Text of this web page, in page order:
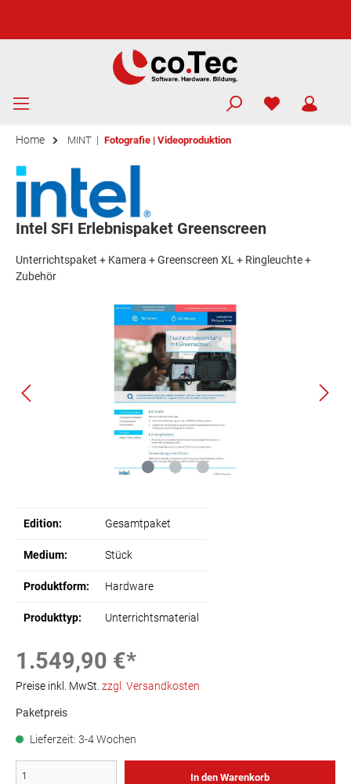
Home MINT | Fotografie | Videoproduktion
Intel SFI Erlebnispaket Greenscreen
Unterrichtspaket + Kamera + Greenscreen XL + Ringleuchte +
Zubehör
Edition: Gesamtpaket
Medium: Stück
Produktform: Hardware
Produkttyp: Unterrichtsmaterial
1.549,90 €*
Preise inkl. MwSt. zzgl. Versandkosten
Paketpreis
Lieferzeit: 3-4 Wochen
In den Warenkorb